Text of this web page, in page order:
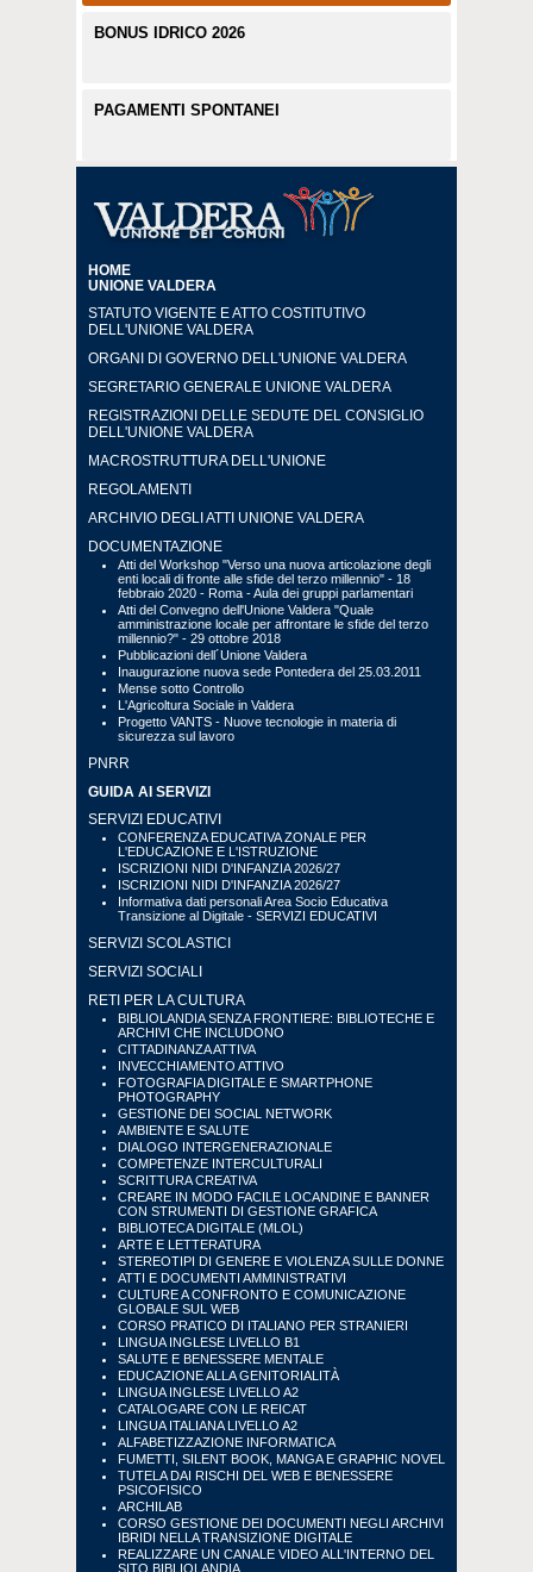
BONUS IDRICO 2026
PAGAMENTI SPONTANEI
HOME
UNIONE VALDERA
STATUTO VIGENTE E ATTO COSTITUTIVO
DELL'UNIONE VALDERA
ORGANI DI GOVERNO DELL'UNIONE VALDERA
SEGRETARIO GENERALE UNIONE VALDERA
REGISTRAZIONI DELLE SEDUTE DEL CONSIGLIO
DELL'UNIONE VALDERA
MACROSTRUTTURA DELL'UNIONE
REGOLAMENTI
ARCHIVIO DEGLI ATTI UNIONE VALDERA
DOCUMENTAZIONE
Atti del Workshop "Verso una nuova articolazione degli
enti locali di fronte alle sfide del terzo millennio" - 18
febbraio 2020 - Roma - Aula dei gruppi parlamentari
Atti del Convegno dell'Unione Valdera "Quale
amministrazione locale per affrontare le sfide del terzo
millennio?" - 29 ottobre 2018
Pubblicazioni dell´Unione Valdera
Inaugurazione nuova sede Pontedera del 25.03.2011
Mense sotto Controllo
L'Agricoltura Sociale in Valdera
Progetto VANTS - Nuove tecnologie in materia di
sicurezza sul lavoro
PNRR
GUIDA AI SERVIZI
SERVIZI EDUCATIVI
CONFERENZA EDUCATIVA ZONALE PER
L'EDUCAZIONE E L'ISTRUZIONE
ISCRIZIONI NIDI D'INFANZIA 2026/27
ISCRIZIONI NIDI D'INFANZIA 2026/27
Informativa dati personali Area Socio Educativa
Transizione al Digitale - SERVIZI EDUCATIVI
SERVIZI SCOLASTICI
SERVIZI SOCIALI
RETI PER LA CULTURA
BIBLIOLANDIA SENZA FRONTIERE: BIBLIOTECHE E
ARCHIVI CHE INCLUDONO
CITTADINANZA ATTIVA
INVECCHIAMENTO ATTIVO
FOTOGRAFIA DIGITALE E SMARTPHONE
PHOTOGRAPHY
GESTIONE DEI SOCIAL NETWORK
AMBIENTE E SALUTE
DIALOGO INTERGENERAZIONALE
COMPETENZE INTERCULTURALI
SCRITTURA CREATIVA
CREARE IN MODO FACILE LOCANDINE E BANNER
CON STRUMENTI DI GESTIONE GRAFICA
BIBLIOTECA DIGITALE (MLOL)
ARTE E LETTERATURA
STEREOTIPI DI GENERE E VIOLENZA SULLE DONNE
ATTI E DOCUMENTI AMMINISTRATIVI
CULTURE A CONFRONTO E COMUNICAZIONE
GLOBALE SUL WEB
CORSO PRATICO DI ITALIANO PER STRANIERI
LINGUA INGLESE LIVELLO B1
SALUTE E BENESSERE MENTALE
EDUCAZIONE ALLA GENITORIALITÀ
LINGUA INGLESE LIVELLO A2
CATALOGARE CON LE REICAT
LINGUA ITALIANA LIVELLO A2
ALFABETIZZAZIONE INFORMATICA
FUMETTI, SILENT BOOK, MANGA E GRAPHIC NOVEL
TUTELA DAI RISCHI DEL WEB E BENESSERE
PSICOFISICO
ARCHILAB
CORSO GESTIONE DEI DOCUMENTI NEGLI ARCHIVI
IBRIDI NELLA TRANSIZIONE DIGITALE
REALIZZARE UN CANALE VIDEO ALL'INTERNO DEL
SITO BIBLIOLANDIA